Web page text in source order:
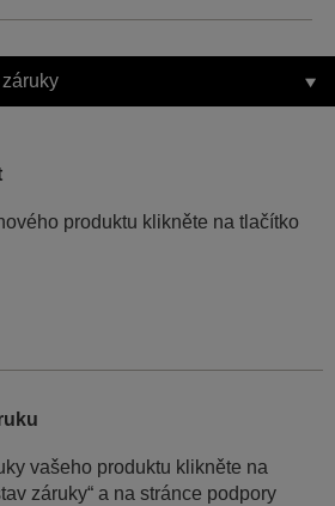
produktu klikněte na tlačítko
vašeho produktu klikněte na
záruky“ a na stránce podpory